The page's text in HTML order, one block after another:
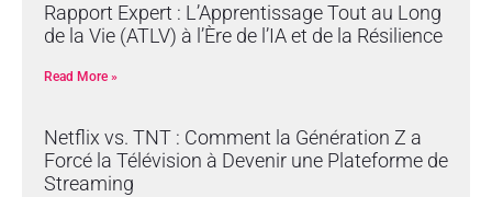
Rapport Expert : L’Apprentissage Tout au Long
de la Vie (ATLV) à l’Ère de l’IA et de la Résilience
Read More »
Netflix vs. TNT : Comment la Génération Z a
Forcé la Télévision à Devenir une Plateforme de
Streaming